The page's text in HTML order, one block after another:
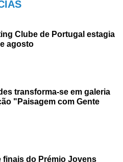
Clube de Portugal estagia
agosto
transforma-se em galeria
"Paisagem com Gente
finais do Prémio Jovens